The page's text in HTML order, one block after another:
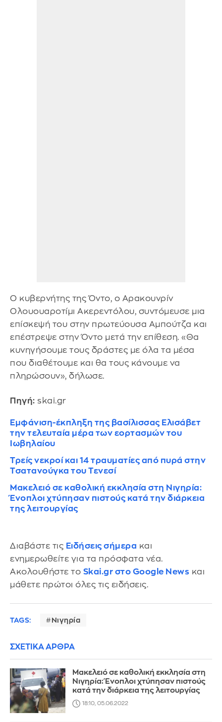
Ο κυβερνήτης της Όντο, ο Αρακουνρίν
Ολουουαροτίμι Ακερεντόλου, συντόμευσε μια
επίσκεψή του στην πρωτεύουσα Αμπούτζα και
επέστρεψε στην Όντο μετά την επίθεση. «Θα
κυνηγήσουμε τους δράστες με όλα τα μέσα
που διαθέτουμε και θα τους κάνουμε να
πληρώσουν», δήλωσε.
Πηγή: skai.gr
Εμφάνιση-έκπληξη της βασίλισσας Ελισάβετ
την τελευταία μέρα των εορτασμών του
Ιωβηλαίου
Τρείς νεκροί και 14 τραυματίες από πυρά στην
Τσατανούγκα του Τενεσί
Μακελειό σε καθολική εκκλησία στη Νιγηρία:
Ένοπλοι χτύπησαν πιστούς κατά την διάρκεια
της λειτουργίας
Διαβάστε τις Ειδήσεις σήμερα και
ενημερωθείτε για τα πρόσφατα νέα.
Ακολουθήστε το Skai.gr στο Google News και
μάθετε πρώτοι όλες τις ειδήσεις.
TAGS: Νιγηρία
ΣΧΕΤΙΚΑ ΑΡΘΡΑ
Μακελειό σε καθολική εκκλησία στη
Νιγηρία: Ένοπλοι χτύπησαν πιστούς
κατά την διάρκεια της λειτουργίας
18:10, 05.06.2022